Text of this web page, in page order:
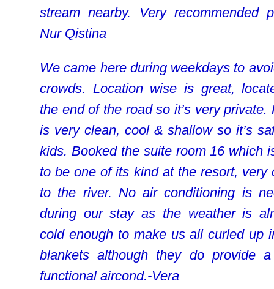
stream nearby. Very recommended
Nur Qistina
We came here during weekdays to
crowds. Location wise is great,
the end of the road so it’s very private.
is very clean, cool & shallow so it’s
kids. Booked the suite room 16 which
to be one of its kind at the resort, very
to the river. No air conditioning is
during our stay as the weather is
cold enough to make us all curled up
blankets although they do provide
functional aircond.-Vera